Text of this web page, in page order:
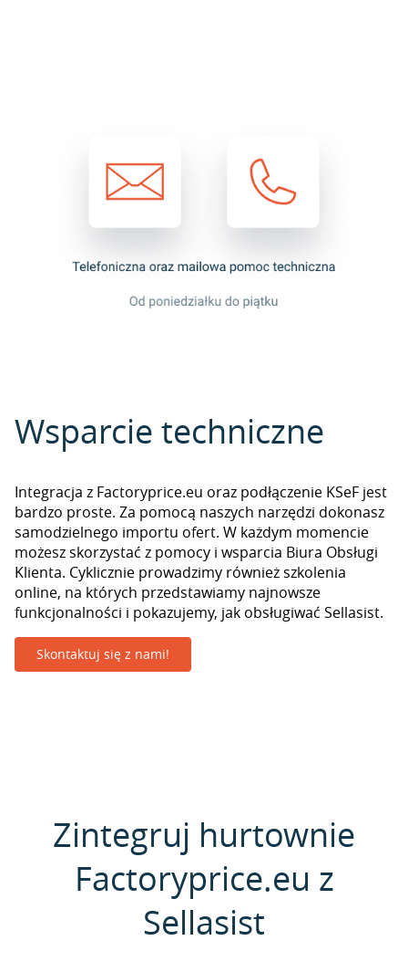
Wsparcie techniczne
Integracja z Factoryprice.eu oraz podłączenie KSeF jest
bardzo proste. Za pomocą naszych narzędzi dokonasz
samodzielnego importu ofert. W każdym momencie
możesz skorzystać z pomocy i wsparcia Biura Obsługi
Klienta. Cyklicznie prowadzimy również szkolenia
online, na których przedstawiamy najnowsze
funkcjonalności i pokazujemy, jak obsługiwać Sellasist.
Skontaktuj się z nami!
Zintegruj hurtownie
Factoryprice.eu z
Sellasist